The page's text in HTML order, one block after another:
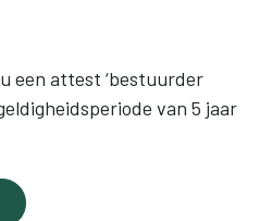
een attest ‘bestuurder
van 5 jaar